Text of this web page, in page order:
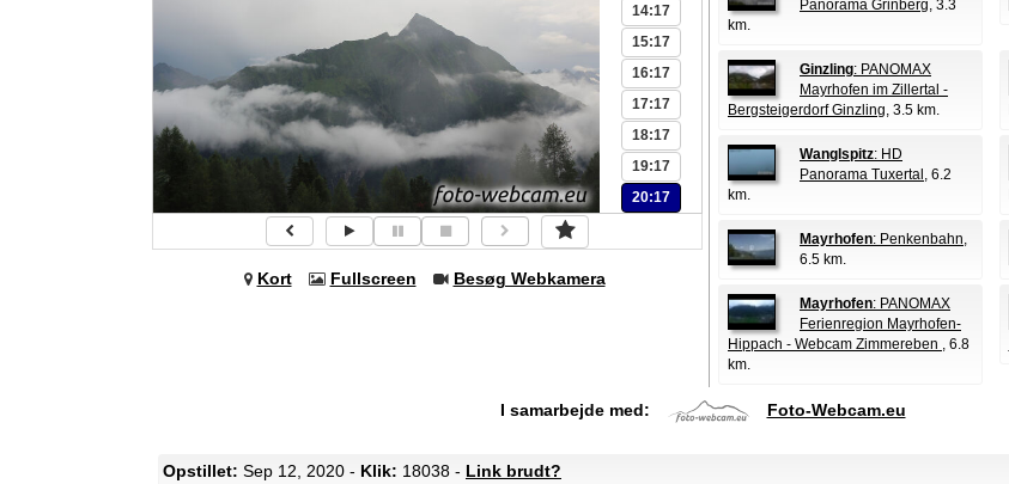
14:17
15:17
16:17
17:17
18:17
19:17
20:17
Kort Fullscreen Besøg Webkamera
Panorama Grinberg, 3.3
km.
Ginzling: PANOMAX
Mayrhofen im Zillertal -
Bergsteigerdorf Ginzling, 3.5 km.
Wanglspitz: HD
Panorama Tuxertal , 6.2
km.
Mayrhofen: Penkenbahn,
6.5 km.
Mayrhofen: PANOMAX
Ferienregion Mayrhofen-
Hippach - Webcam Zimmereben , 6.8
km.
I samarbejde med: Foto-Webcam.eu
Opstillet: Sep 12, 2020 - Klik: 18038 - Link brudt?